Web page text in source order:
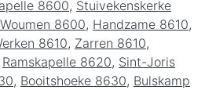
8600, Stuivekenskerke
Woumen 8600, Handzame 8610,
8610, Zarren 8610,
Ramskapelle 8620, Sint-Joris
, Booitshoeke 8630, Bulskamp